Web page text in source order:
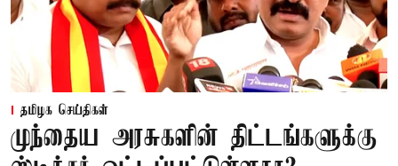
தமிழக செய்திகள்
முந்தைய அரசுகளின் திட்டங்களுக்கு